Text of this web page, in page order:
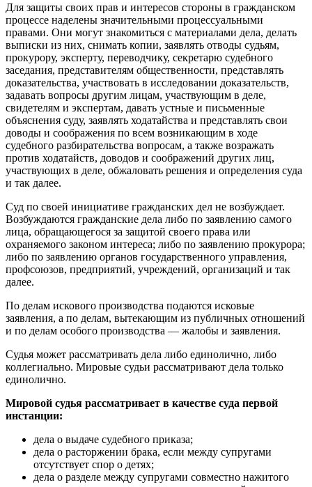
Для защиты своих прав и интересов стороны в гражданском
процессе наделены значительными процессуальными
правами. Они могут знакомиться с материалами дела, делать
выписки из них, снимать копии, заявлять отводы судьям,
прокурору, эксперту, переводчику, секретарю судебного
заседания, представителям общественности, представлять
доказательства, участвовать в исследовании доказательств,
задавать вопросы другим лицам, участвующим в деле,
свидетелям и экспертам, давать устные и письменные
объяснения суду, заявлять ходатайства и представлять свои
доводы и соображения по всем возникающим в ходе
судебного разбирательства вопросам, а также возражать
против ходатайств, доводов и соображений других лиц,
участвующих в деле, обжаловать решения и определения суда
и так далее.
Суд по своей инициативе гражданских дел не возбуждает.
Возбуждаются гражданские дела либо по заявлению самого
лица, обращающегося за защитой своего права или
охраняемого законом интереса; либо по заявлению прокурора;
либо по заявлению органов государственного управления,
профсоюзов, предприятий, учреждений, организаций и так
далее.
По делам искового производства подаются исковые
заявления, а по делам, вытекающим из публичных отношений
и по делам особого производства — жалобы и заявления.
Судья может рассматривать дела либо единолично, либо
коллегиально. Мировые судьи рассматривают дела только
единолично.
Мировой судья рассматривает в качестве суда первой
инстанции:
дела о выдаче судебного приказа;
дела о расторжении брака, если между супругами
отсутствует спор о детях;
дела о разделе между супругами совместно нажитого